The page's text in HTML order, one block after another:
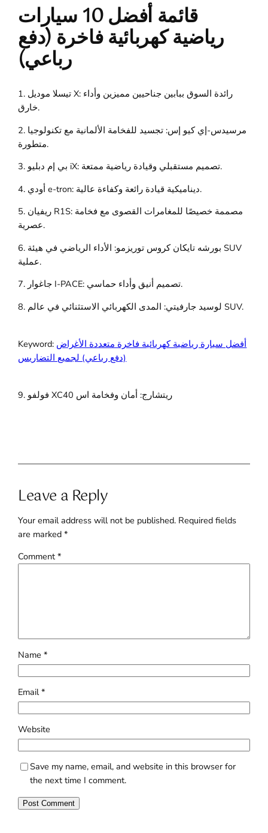
قائمة أفضل 10 سيارات
رياضية كهربائية فاخرة (دفع
رباعي)
1. تيسلا موديل X: رائدة السوق ببابين جناحيين مميزين وأداء
خارق.
2. مرسيدس-إي كيو إس: تجسيد للفخامة الألمانية مع تكنولوجيا
متطورة.
3. بي إم دبليو iX: تصميم مستقبلي وقيادة رياضية ممتعة.
4. أودي e-tron: ديناميكية قيادة رائعة وكفاءة عالية.
5. ريفيان R1S: مصممة خصيصًا للمغامرات القصوى مع فخامة
عصرية.
6. بورشه تايكان كروس توريزمو: الأداء الرياضي في هيئة SUV
عملية.
7. جاغوار I-PACE: تصميم أنيق وأداء حماسي.
8. لوسيد جارفيتي: المدى الكهربائي الاستثنائي في عالم SUV.
Keyword: أفضل سيارة رياضية كهربائية فاخرة متعددة الأغراض
(دفع رباعي) لجميع التضاريس
9. فولفو XC40 ريتشارج: أمان وفخامة اس
Leave a Reply
Your email address will not be published. Required fields
are marked*
Comment*
Name*
Email*
Website
Save my name, email, and website in this browser for
the next time I comment.